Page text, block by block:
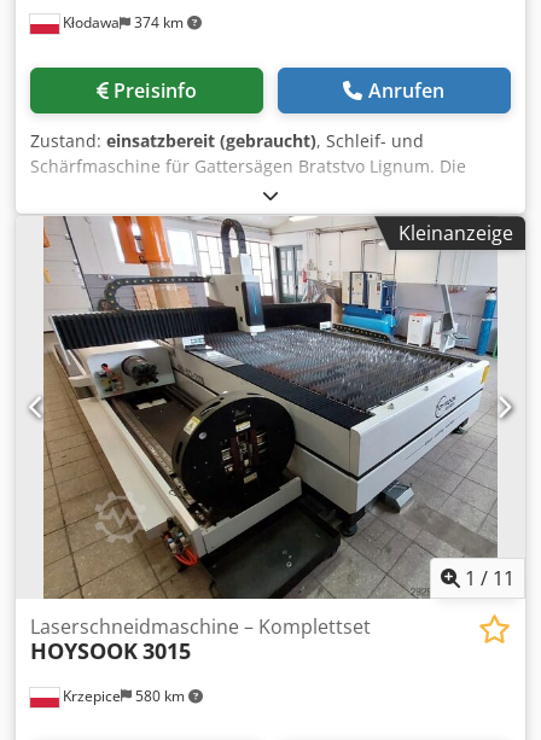
Kłodawa 374 km
Preisinfo Anrufen
Zustand: einsatzbereit (gebraucht), Schleif- und
Schärfmaschine für Gattersägen Bratstvo Lignum. Die
Maschine ist komplett und technisch funktionsfähig. Sie
kann mit Rollen zum Halten des Bandsägeblatts
nachgerüstet werden. Chsdpfsxx Uxijx Ap HsaKleinanzeige
1 / 11
Krzepice 580 km
Laserschneidmaschine – Komplettset
HOYSOOK3015